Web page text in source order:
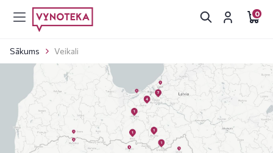
0
Sākums Veikali